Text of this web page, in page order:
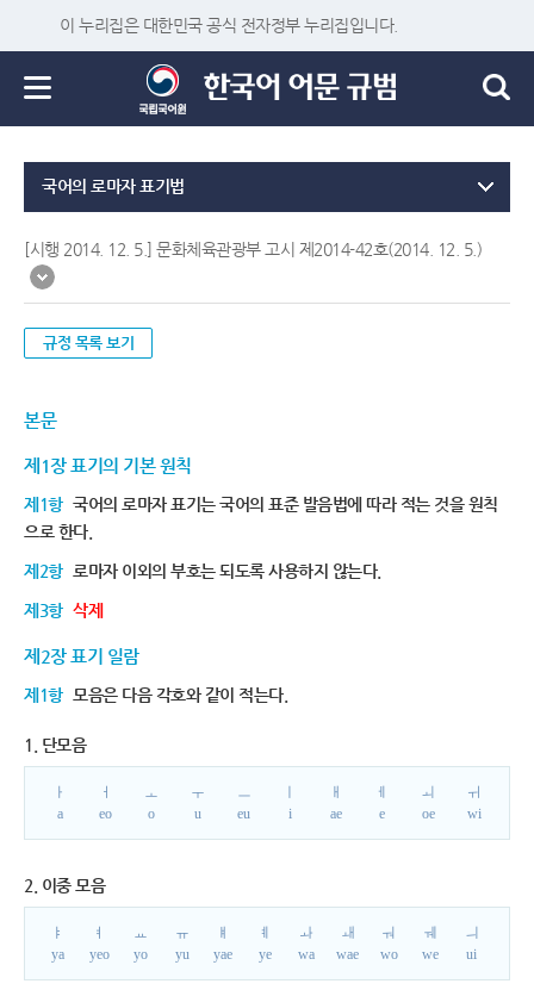
이 누리집은 대한민국 공식 전자정부 누리집입니다.
국어의 로마자 표기법
[시행 2014. 12. 5.] 문화체육관광부 고시 제2014-42호(2014. 12. 5.)
규정 목록 보기
본문
제1장 표기의 기본 원칙
제1항 국어의 로마자 표기는 국어의 표준 발음법에 따라 적는 것을 원칙
으로 한다.
제2항 로마자 이외의 부호는 되도록 사용하지 않는다.
제3항 삭제
제2장 표기 일람
제1항 모음은 다음 각호와 같이 적는다.
1. 단모음
ㅏ
a
ㅓ
eo
ㅗ
o
ㅜ
u
ㅡ
eu
i
ㅐ
ae
ㅔ
e
ㅚ
oe
ㅟ
wi
2. 이중 모음
ㅑ
ya
ㅕ
yeo
ㅛ
yo
ㅠ
yu
ㅒ
yae
ㅖ
ye
ㅘ
wa
ㅙ
wae
ㅝ
wo
ㅞ
we
ㅢ
ui